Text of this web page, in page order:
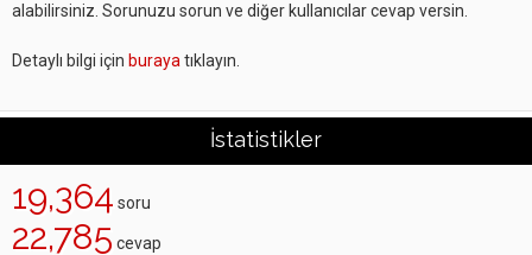
alabilirsiniz. Sorunuzu sorun ve diğer kullanıcılar cevap versin.
Detaylı bilgi için buraya tıklayın.
İstatistikler
19,364 soru
22,785 cevap